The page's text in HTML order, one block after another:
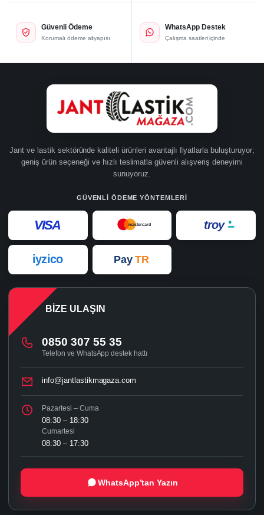
Güvenli Ödeme
Korumalı ödeme altyapısı
WhatsApp Destek
Çalışma saatleri içinde
Jant ve lastik sektöründe kaliteli ürünleri avantajlı fiyatlarla buluşturuyor;
geniş ürün seçeneği ve hızlı teslimatla güvenli alışveriş deneyimi
sunuyoruz.
GÜVENLI ÖDEME YÖNTEMLERI
VISA mastercard troy
iyzico Pay TR
BIZE ULAŞIN
0850 307 55 35
Telefon ve WhatsApp destek hattı
info@jantlastikmagaza.com
Pazartesi – Cuma
08:30 – 18:30
Cumartesi
08:30 – 17:30
WhatsApp’tan Yazın